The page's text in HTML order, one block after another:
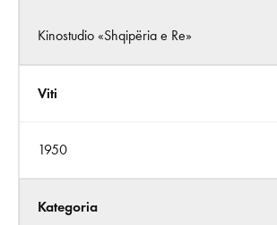
Kinostudio «Shqipëria e Re»
Viti
1950
Kategoria